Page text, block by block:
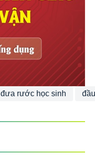
đưa rước học sinh